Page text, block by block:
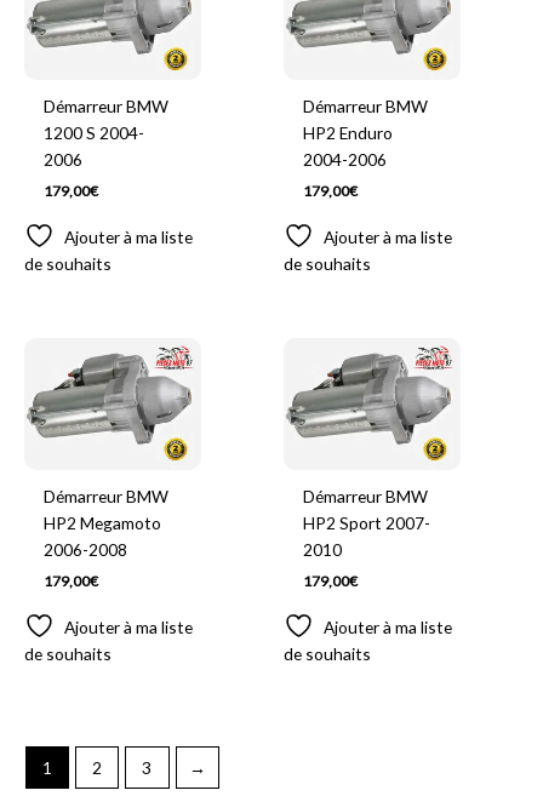
Démarreur BMW
1200 S 2004-
2006
179,00€
Ajouter à ma liste
de souhaits
Démarreur BMW
HP2 Enduro
2004-2006
179,00€
Ajouter à ma liste
de souhaits
Démarreur BMW
HP2 Megamoto
2006-2008
179,00€
Ajouter à ma liste
de souhaits
Démarreur BMW
HP2 Sport 2007-
2010
179,00€
Ajouter à ma liste
de souhaits
1 2 3 →